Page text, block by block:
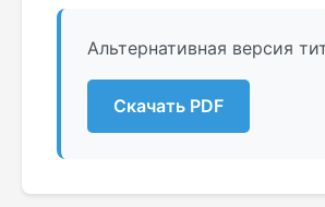
Альтернативная версия
Скачать PDF